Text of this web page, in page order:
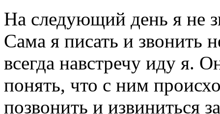
На следующий день я не
Сама я писать и звонить
всегда навстречу иду я.
понять, что с ним
позвонить и извиниться